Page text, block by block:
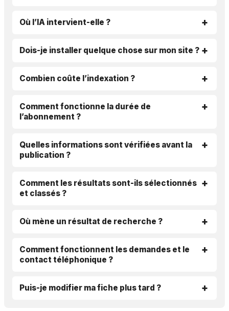
Où l’IA intervient-elle ?
Dois-je installer quelque chose sur mon site ?
Combien coûte l’indexation ?
Comment fonctionne la durée de
l’abonnement ?
Quelles informations sont vérifiées avant la
publication ?
Comment les résultats sont-ils sélectionnés
et classés ?
Où mène un résultat de recherche ?
Comment fonctionnent les demandes et le
contact téléphonique ?
Puis-je modifier ma fiche plus tard ?